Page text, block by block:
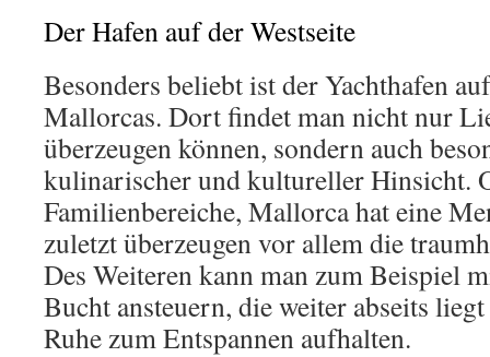
Der Hafen auf der Westseite
Besonders beliebt ist der Yachthafen
Mallorcas. Dort findet man nicht nur
überzeugen können, sondern auch
kulinarischer und kultureller Hinsicht.
Familienbereiche, Mallorca hat eine
zuletzt überzeugen vor allem die
Des Weiteren kann man zum Beispiel
Bucht ansteuern, die weiter abseits
Ruhe zum Entspannen aufhalten.